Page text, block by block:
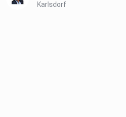
Karlsdorf